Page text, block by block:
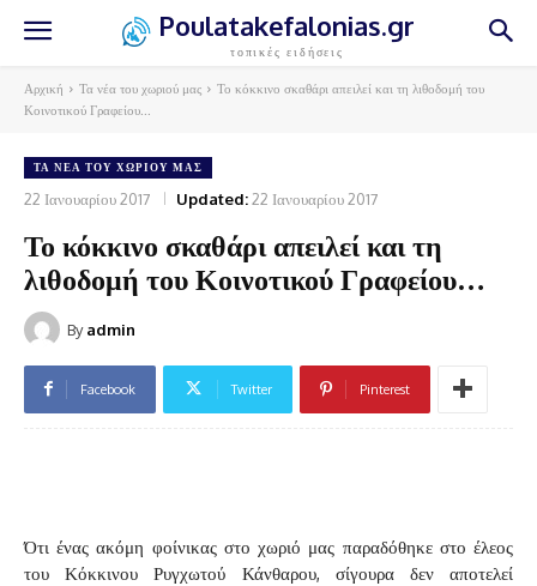
Poulatakefalonias.gr
τοπικές ειδήσεις
Αρχική Τα νέα του χωριού μας
Το κόκκινο σκαθάρι απειλεί και τη λιθοδομή του
Κοινοτικού Γραφείου...
ΤΑ ΝΈΑ ΤΟΥ ΧΩΡΙΟΎ ΜΑΣ
22 Ιανουαρίου 2017 Updated:22 Ιανουαρίου 2017
Το κόκκινο σκαθάρι απειλεί και τη
λιθοδομή του Κοινοτικού Γραφείου…
By admin
Facebook Twitter Pinterest
Ότι ένας ακόμη φοίνικας στο χωριό μας παραδόθηκε στο έλεος
του Κόκκινου Ρυγχωτού Κάνθαρου, σίγουρα δεν αποτελεί